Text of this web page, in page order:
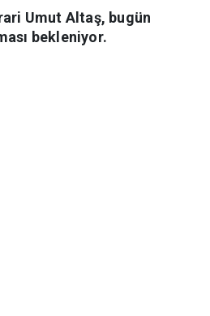
Umut Altaş, bugün
bekleniyor.